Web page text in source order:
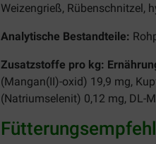
Weizengrieß, Rübenschnitzel,
Analytische Bestandteile:
Zusatzstoffe pro kg:
(Mangan(II)-oxid) 19,9 mg,
(Natriumselenit) 0,12 mg, DL-